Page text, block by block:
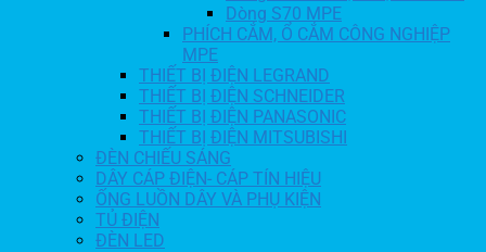
Dòng S70 MPE
PHÍCH CẮM, Ổ CẮM CÔNG NGHIỆP
MPE
THIẾT BỊ ĐIỆN LEGRAND
THIẾT BỊ ĐIỆN SCHNEIDER
THIẾT BỊ ĐIỆN PANASONIC
THIẾT BỊ ĐIỆN MITSUBISHI
ĐÈN CHIẾU SÁNG
DÂY CÁP ĐIỆN- CÁP TÍN HIỆU
ỐNG LUỒN DÂY VÀ PHỤ KIỆN
TỦ ĐIỆN
ĐÈN LED